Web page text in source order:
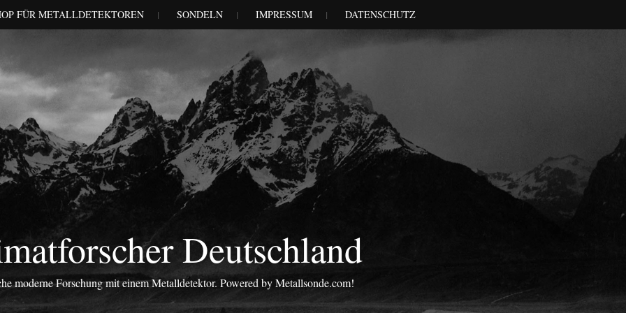
FÜR METALLDETEKTOREN SONDELN IMPRESSUM DATENSCHUTZ
Deutschland
moderne Forschung mit einem Metalldetektor. Powered by Metallsonde.com!